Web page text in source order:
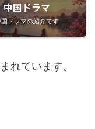
中国ドラマ
ドラマの紹介です
れています。